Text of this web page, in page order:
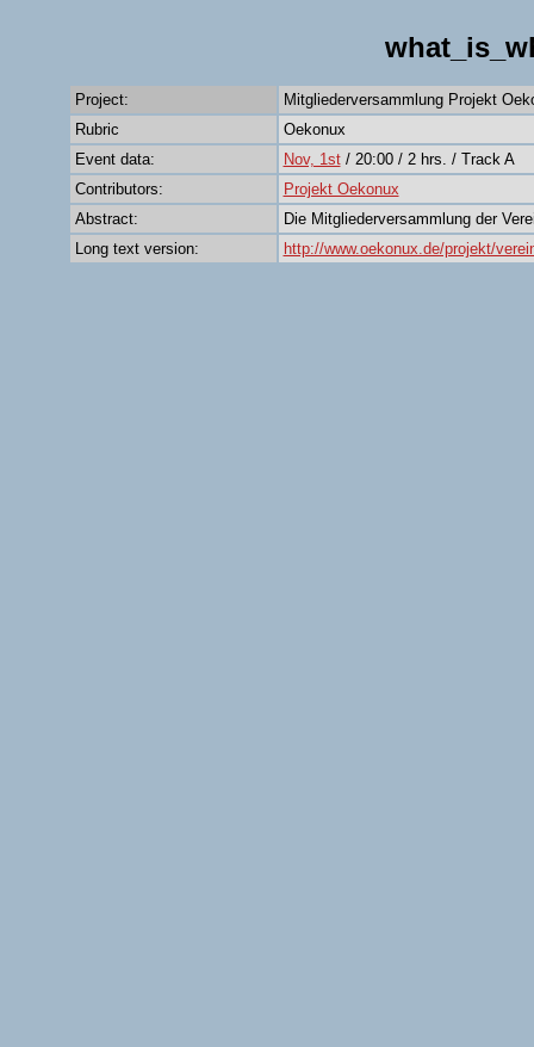
Project:
Mitgliederversammlung Projekt
Rubric
Oekonux
Event data:
Nov, 1st/ 20:00 / 2 hrs. / Track A
Contributors:
Projekt Oekonux
Abstract:
Die Mitgliederversammlung der
Long text version:
http://www.oekonux.de/projekt/